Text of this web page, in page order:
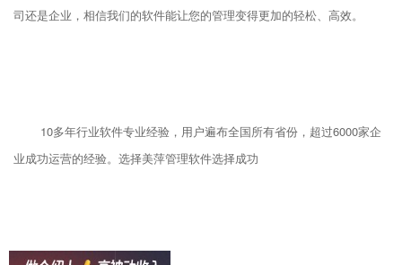
司还是企业，相信我们的软件能让您的管理变得更加的轻松、高效。
10多年行业软件专业经验，用户遍布全国所有省份，超过6000家企
业成功运营的经验。选择美萍管理软件选择成功